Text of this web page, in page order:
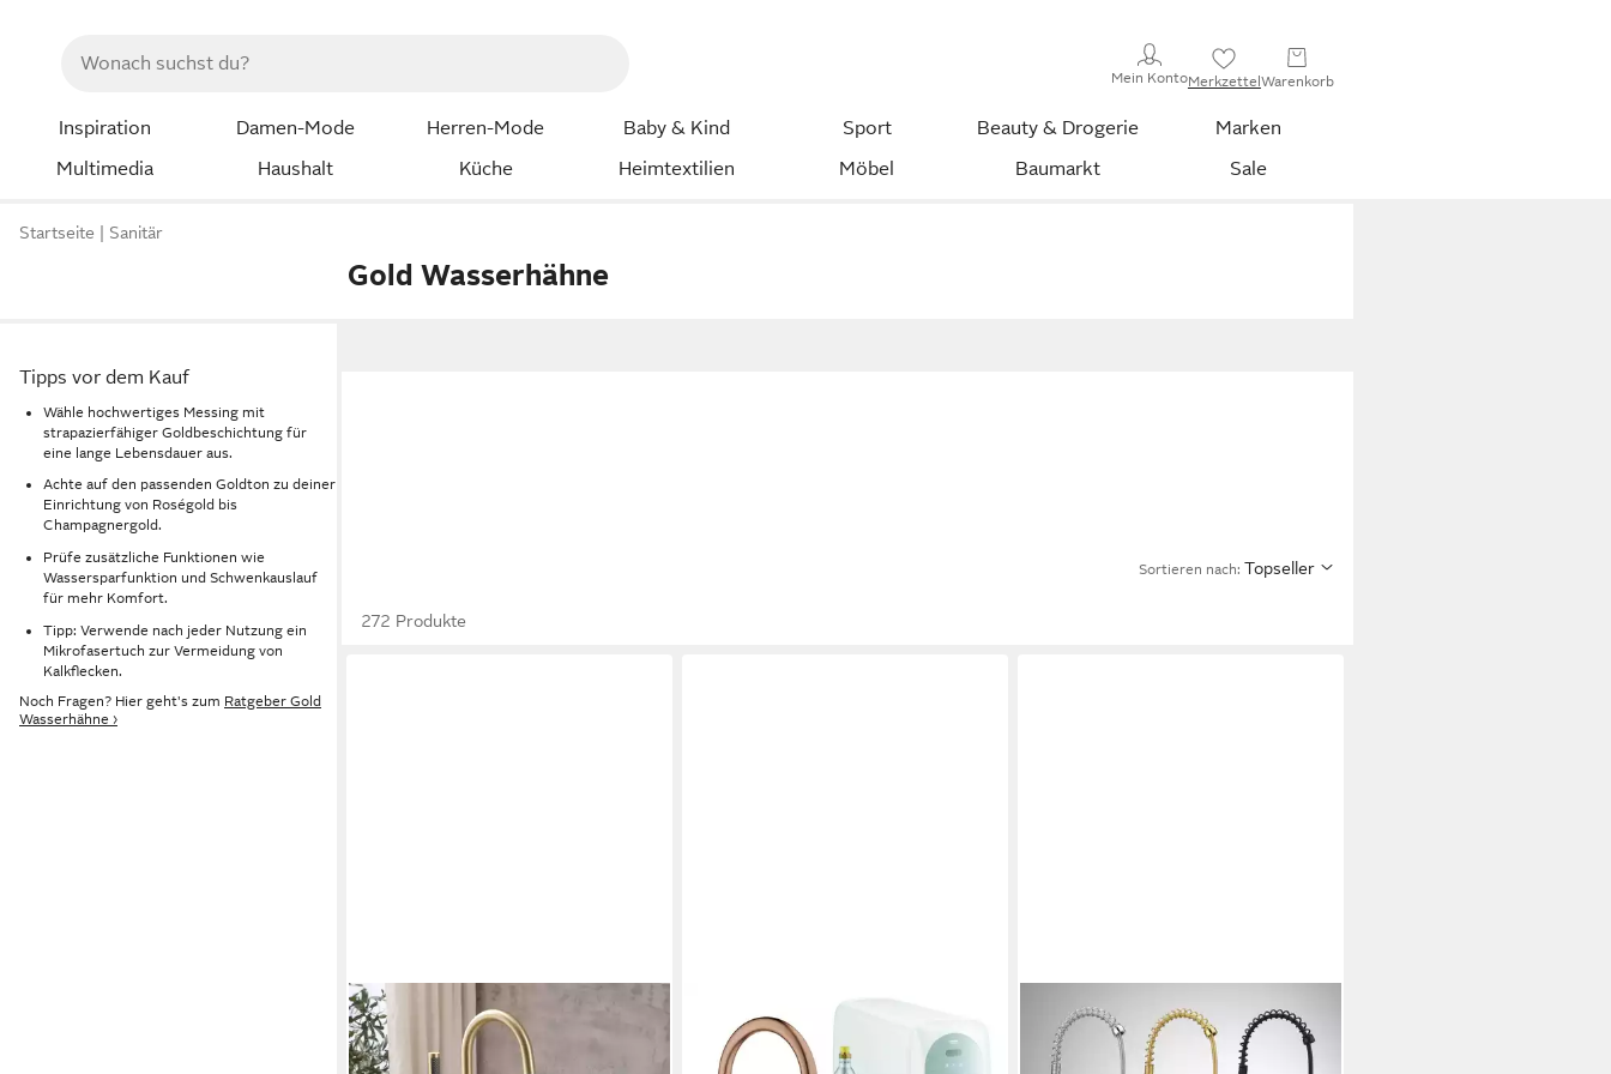
Mein KontoMerkzettelWarenkorb
Inspiration Damen-Mode Herren-Mode Baby & Kind Sport Beauty & Drogerie
Marken
Multimedia
Haushalt Küche Heimtextilien Möbel Baumarkt Sale
Startseite Sanitär
Gold Wasserhähne
Tipps vor dem Kauf
Wähle hochwertiges Messing mit
strapazierfähiger Goldbeschichtung für
eine lange Lebensdauer aus.
Achte auf den passenden Goldton zu deiner
Einrichtung von Roségold bis
Champagnergold.
Prüfe zusätzliche Funktionen wie
Wassersparfunktion und Schwenkauslauf
für mehr Komfort.
Tipp: Verwende nach jeder Nutzung ein
Mikrofasertuch zur Vermeidung von
Kalkflecken.
Noch Fragen? Hier geht's zum Ratgeber Gold
Wasserhähne ›
Sortieren nach: Topseller
272 Produkte